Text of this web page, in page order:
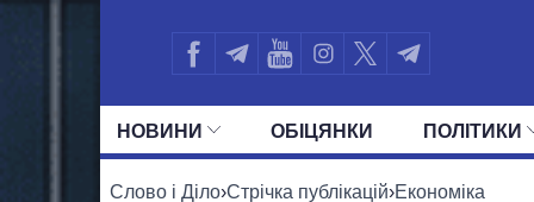
НОВИНИ ОБIЦЯНКИ ПОЛIТИКИ
УСІ ПОЛІТИКИ ПРЕЗИДЕНТ І ОФІС
Слово і Діло›Стрічка публікацій›Економіка